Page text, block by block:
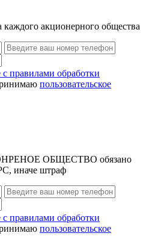
акционерного общества
с правилами обработки
пользовательское
ОБЩЕСТВО обязано
иначе штраф
с правилами обработки
пользовательское